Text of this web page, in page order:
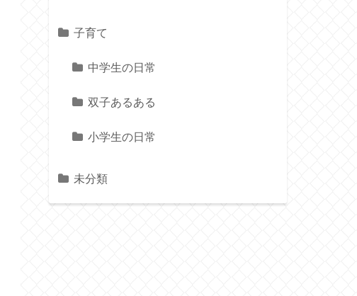
子育て
中学生の日常
双子あるある
小学生の日常
未分類